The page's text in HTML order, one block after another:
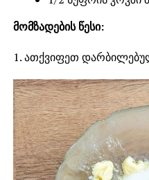
მომზადების წესი:
1. ათქვიფეთ